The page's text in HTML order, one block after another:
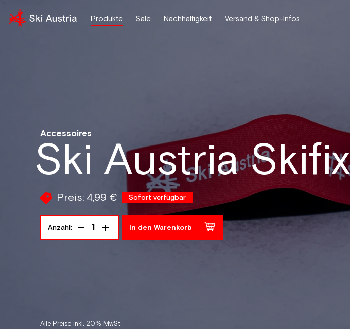
Produkte Sale Nachhaltigkeit Versand & Shop-Infos
Accessoires
Ski Austria Skifix
Preis: 4,99 € Sofort verfügbar
Anzahl: In den Warenkorb
Alle Preise inkl. 20% MwSt